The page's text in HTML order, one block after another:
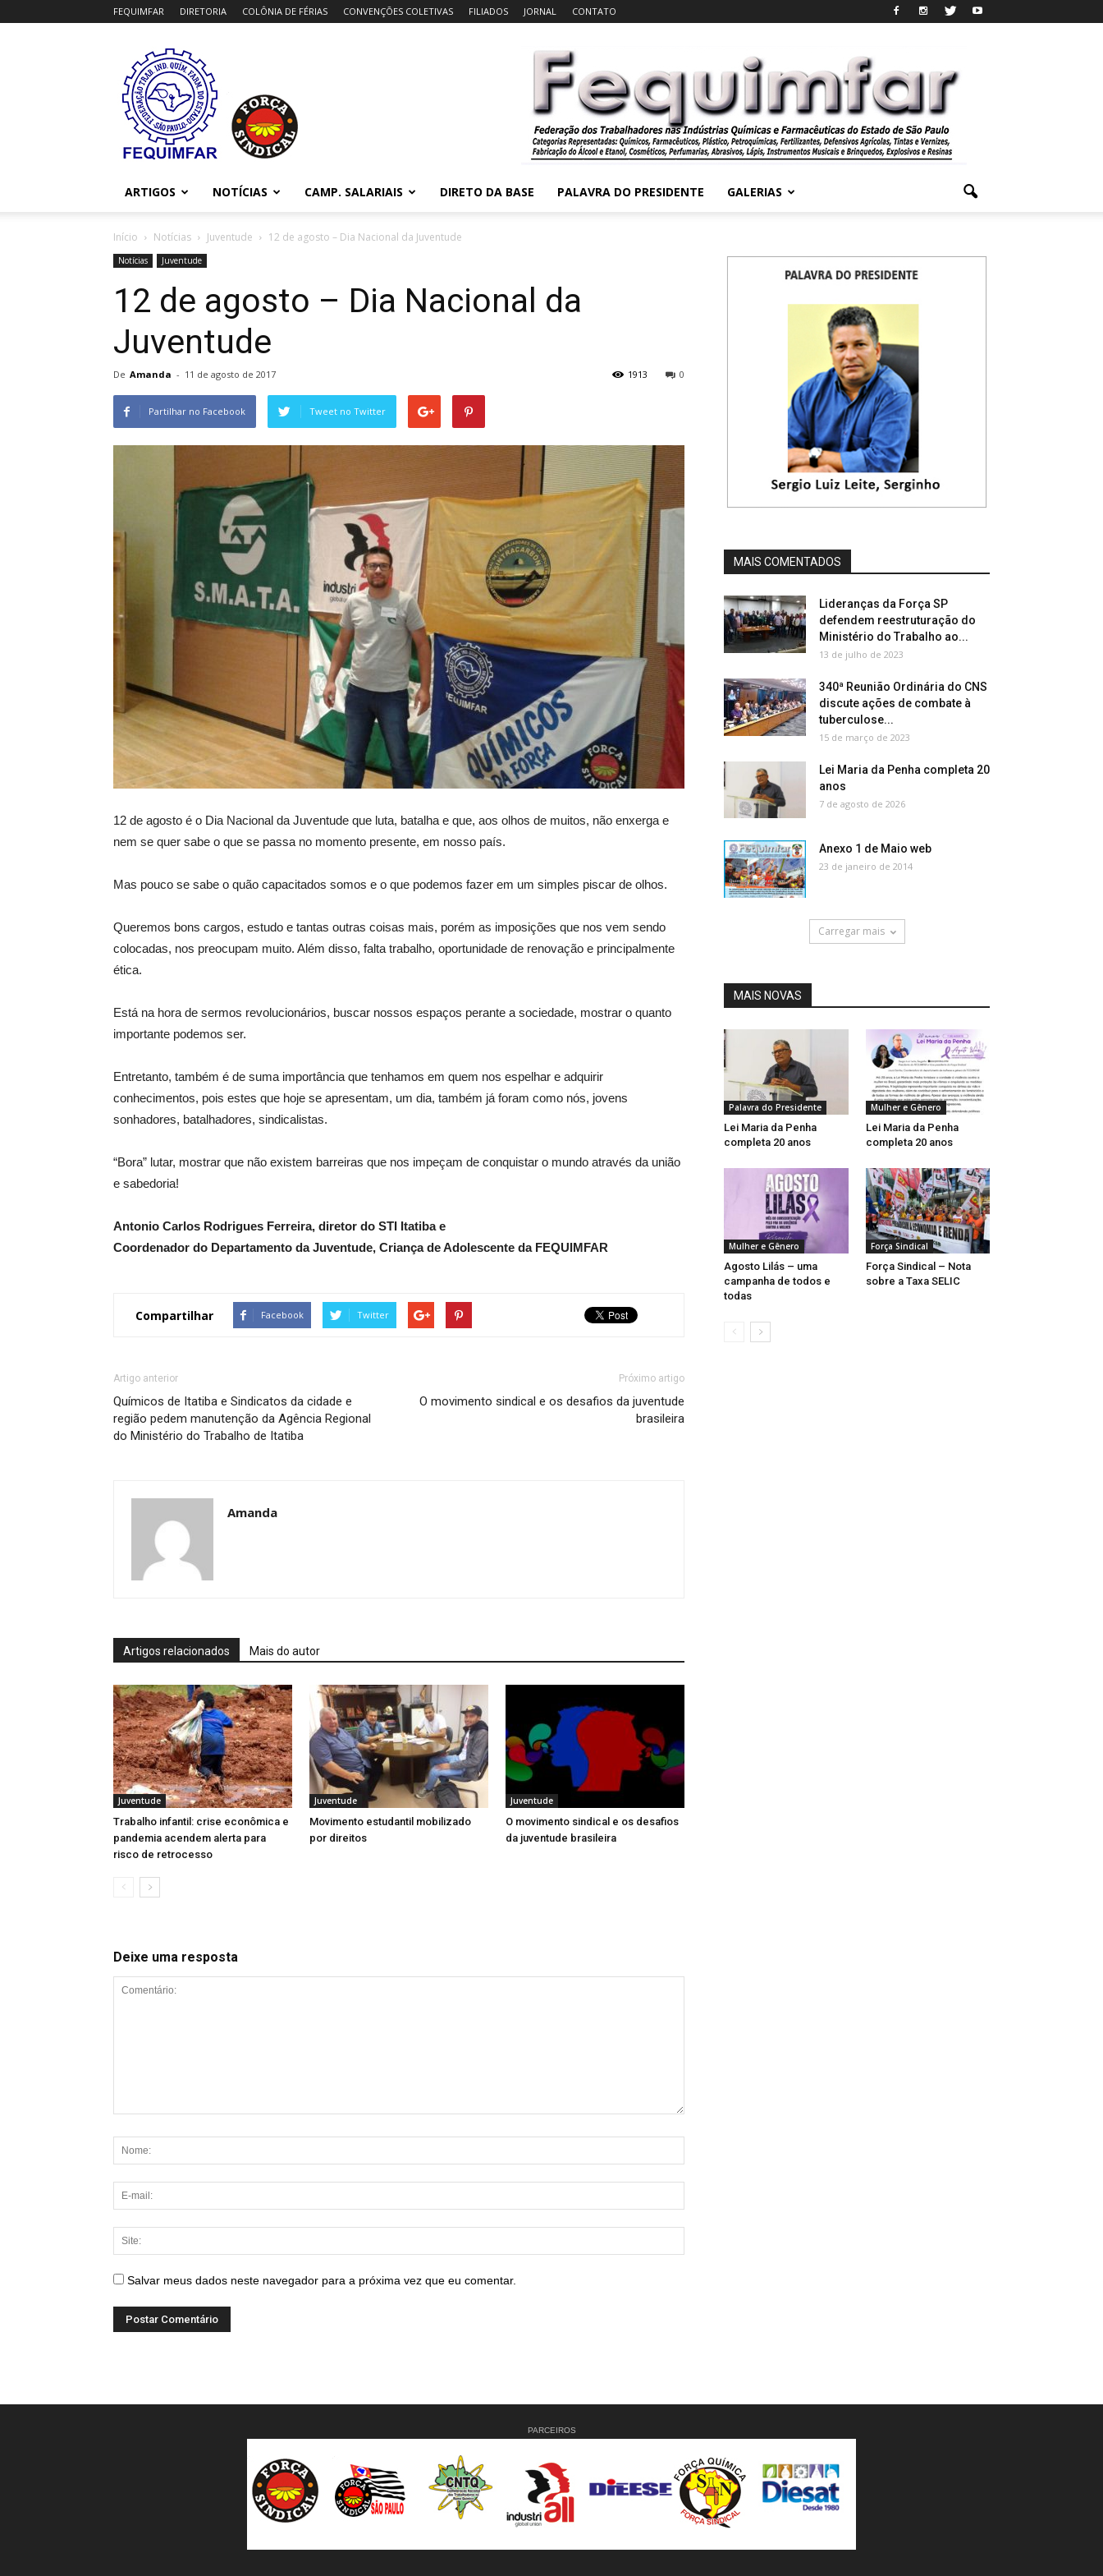
FEQUIMFAR DIRETORIA COLÔNIA DE FÉRIAS CONVENÇÕES COLETIVAS FILIADOS JORNAL CONTATO
ARTIGOS NOTÍCIAS CAMP. SALARIAIS DIRETO DA BASE PALAVRA DO PRESIDENTE GALERIAS
Início Notícias Juventude 12 de agosto – Dia Nacional da Juventude
Notícias Juventude
12 de agosto – Dia Nacional da
Juventude
De Amanda - 11 de agosto de 2017 0
1913
Partilhar no Facebook Tweet no Twitter
12 de agosto é o Dia Nacional da Juventude que luta, batalha e que, aos olhos de muitos, não enxerga e
nem se quer sabe o que se passa no momento presente, em nosso país.
Mas pouco se sabe o quão capacitados somos e o que podemos fazer em um simples piscar de olhos.
Queremos bons cargos, estudo e tantas outras coisas mais, porém as imposições que nos vem sendo
colocadas, nos preocupam muito. Além disso, falta trabalho, oportunidade de renovação e principalmente
ética.
Está na hora de sermos revolucionários, buscar nossos espaços perante a sociedade, mostrar o quanto
importante podemos ser.
Entretanto, também é de suma importância que tenhamos em quem nos espelhar e adquirir
conhecimentos, pois estes que hoje se apresentam, um dia, também já foram como nós, jovens
sonhadores, batalhadores, sindicalistas.
“Bora” lutar, mostrar que não existem barreiras que nos impeçam de conquistar o mundo através da união
e sabedoria!
Antonio Carlos Rodrigues Ferreira, diretor do STI Itatiba e
Coordenador do Departamento da Juventude, Criança de Adolescente da FEQUIMFAR
Compartilhar Facebook Twitter
Artigo anterior
Químicos de Itatiba e Sindicatos da cidade e
região pedem manutenção da Agência Regional
do Ministério do Trabalho de Itatiba
Próximo artigo
O movimento sindical e os desafios da juventude
brasileira
Amanda
Artigos relacionados Mais do autor
Juventude
Trabalho infantil: crise econômica e
pandemia acendem alerta para
risco de retrocesso
Juventude
Movimento estudantil mobilizado
por direitos
Juventude
O movimento sindical e os desafios
da juventude brasileira
Deixe uma resposta
Salvar meus dados neste navegador para a próxima vez que eu comentar.
MAIS COMENTADOS
Lideranças da Força SP
defendem reestruturação do
Ministério do Trabalho ao...
13 de julho de 2023
340ª Reunião Ordinária do CNS
discute ações de combate à
tuberculose...
15 de março de 2023
Lei Maria da Penha completa 20
anos
7 de agosto de 2026
Anexo 1 de Maio web
23 de janeiro de 2014
Carregar mais
MAIS NOVAS
Palavra do Presidente
Lei Maria da Penha
completa 20 anos
Mulher e Gênero
Lei Maria da Penha
completa 20 anos
Mulher e Gênero
Agosto Lilás – uma
campanha de todos e
todas
Força Sindical
Força Sindical – Nota
sobre a Taxa SELIC
PARCEIROS